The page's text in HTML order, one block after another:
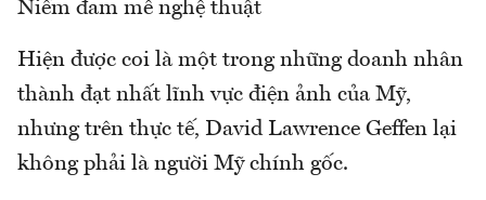
Niềm đam mê nghệ thuật
Hiện được coi là một trong những doanh nhân
thành đạt nhất lĩnh vực điện ảnh của Mỹ,
nhưng trên thực tế, David Lawrence Geffen lại
không phải là người Mỹ chính gốc.